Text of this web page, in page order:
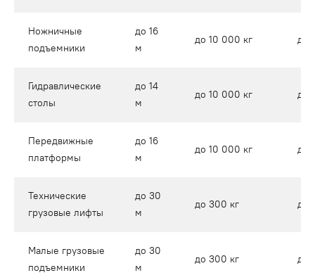
Ножничные
подъемники
до 16
м
до 10 000 кг до
Гидравлические
столы
до 14
м
до 10 000 кг до
Передвижные
платформы
до 16
м
до 10 000 кг до
Технические
грузовые лифты
до 30
м
до 300 кг до
Малые грузовые
подъемники
до 30
м
до 300 кг до